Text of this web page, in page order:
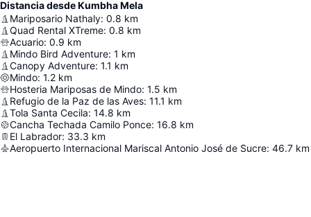
Distancia desde Kumbha Mela
Mariposario Nathaly: 0.8 km
Quad Rental XTreme: 0.8 km
Acuario: 0.9 km
Mindo Bird Adventure: 1 km
Canopy Adventure: 1.1 km
Mindo: 1.2 km
Hosteria Mariposas de Mindo: 1.5 km
Refugio de la Paz de las Aves: 11.1 km
Tola Santa Cecila: 14.8 km
Cancha Techada Camilo Ponce: 16.8 km
El Labrador: 33.3 km
Aeropuerto Internacional Mariscal Antonio José de Sucre: 46.7 km